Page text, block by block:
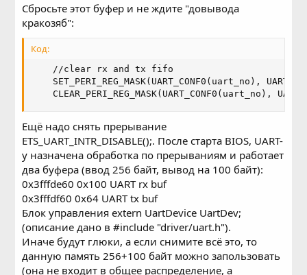
Сбросьте этот буфер и не ждите "довывода
кракозяб":
Код:
    //clear rx and tx fifo
SET_PERI_REG_MASK(UART_CONF0(uart_no),
CLEAR_PERI_REG_MASK(UART_CONF0(uart_no),
Ещё надо снять прерывание
ETS_UART_INTR_DISABLE();. После старта BIOS, UART-
у назначена обработка по прерываниям и работает
два буфера (ввод 256 байт, вывод на 100 байт):
0x3fffde60 0x100 UART rx buf
0x3fffdf60 0x64 UART tx buf
Блок управления extern UartDevice UartDev;
(описание дано в #include "driver/uart.h").
Иначе будут глюки, а если снимите всё это, то
данную память 256+100 байт можно запользовать
(она не входит в общее распределение, а